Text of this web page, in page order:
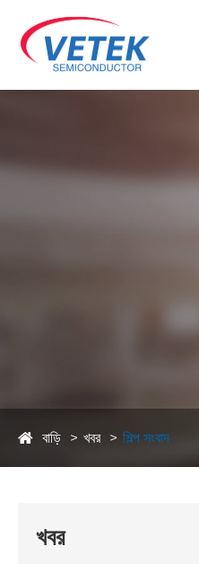
বাড়ি খবর শিল্প সংবাদ
খবর